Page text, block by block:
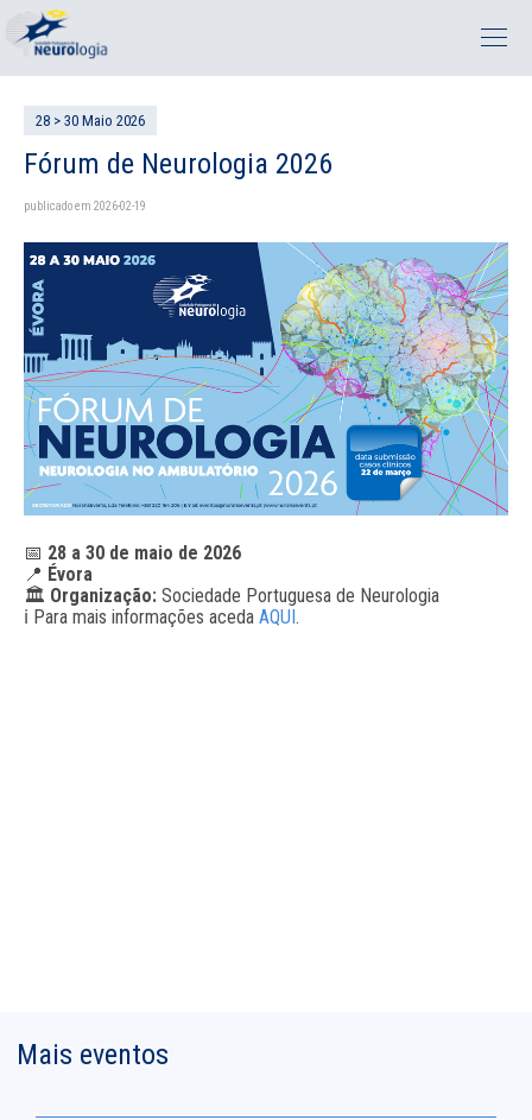
28 > 30 Maio 2026
Fórum de Neurologia 2026
publicado em 2026-02-19
📅 28 a 30 de maio de 2026
📍 Évora
🏛️ Organização: Sociedade Portuguesa de Neurologia
ℹ️ Para mais informações aceda AQUI.
Mais eventos